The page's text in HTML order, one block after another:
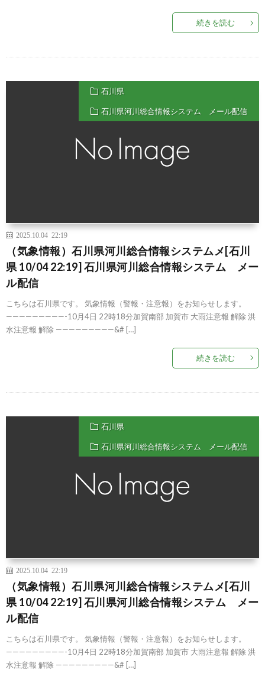
続きを読む
石川県
石川県河川総合情報システム メール配信
2025.10.04 22:19
（気象情報）石川県河川総合情報システムメ[石川
県 10/04 22:19] 石川県河川総合情報システム メー
ル配信
こちらは石川県です。 気象情報（警報・注意報）をお知らせします。
—————————-10月4日 22時18分加賀南部 加賀市 大雨注意報 解除 洪
水注意報 解除 —————————&# […]
続きを読む
石川県
石川県河川総合情報システム メール配信
2025.10.04 22:19
（気象情報）石川県河川総合情報システムメ[石川
県 10/04 22:19] 石川県河川総合情報システム メー
ル配信
こちらは石川県です。 気象情報（警報・注意報）をお知らせします。
—————————-10月4日 22時18分加賀南部 加賀市 大雨注意報 解除 洪
水注意報 解除 —————————&# […]